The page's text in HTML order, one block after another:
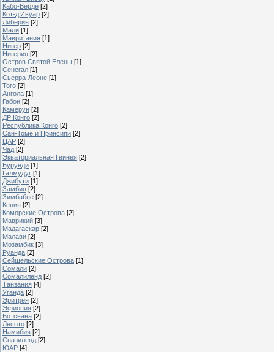
Кабо-Верде [2]
Кот-д’Ивуар [2]
Либерия [2]
Мали [1]
Мавритания [1]
Нигер [2]
Нигерия [2]
Остров Святой Елены [1]
Сенегал [1]
Сьерра-Леоне [1]
Того [2]
Ангола [1]
Габон [2]
Камерун [2]
ДР Конго [2]
Республика Конго [2]
Сан-Томе и Принсипи [2]
ЦАР [2]
Чад [2]
Экваториальная Гвинея [2]
Бурунди [1]
Галмудуг [1]
Джибути [1]
Замбия [2]
Зимбабве [2]
Кения [2]
Коморские Острова [2]
Маврикий [3]
Мадагаскар [2]
Малави [2]
Мозамбик [3]
Руанда [2]
Сейшельские Острова [1]
Сомали [2]
Сомалиленд [2]
Танзания [4]
Уганда [2]
Эритрея [2]
Эфиопия [2]
Ботсвана [2]
Лесото [2]
Намибия [2]
Свазиленд [2]
ЮАР [4]